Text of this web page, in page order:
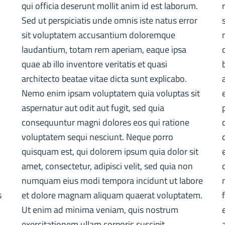
qui officia deserunt mollit anim id est laborum.
Sed ut perspiciatis unde omnis iste natus error
sit voluptatem accusantium doloremque
laudantium, totam rem aperiam, eaque ipsa
quae ab illo inventore veritatis et quasi
architecto beatae vitae dicta sunt explicabo.
Nemo enim ipsam voluptatem quia voluptas sit
aspernatur aut odit aut fugit, sed quia
consequuntur magni dolores eos qui ratione
voluptatem sequi nesciunt. Neque porro
quisquam est, qui dolorem ipsum quia dolor sit
amet, consectetur, adipisci velit, sed quia non
numquam eius modi tempora incidunt ut labore
et dolore magnam aliquam quaerat voluptatem.
Ut enim ad minima veniam, quis nostrum